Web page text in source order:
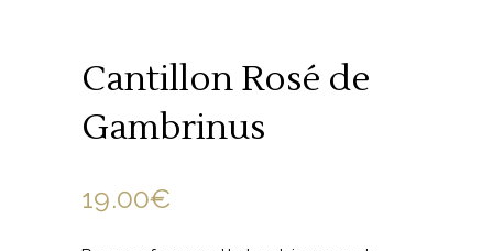
Cantillon Rosé de
Gambrinus
19.00€